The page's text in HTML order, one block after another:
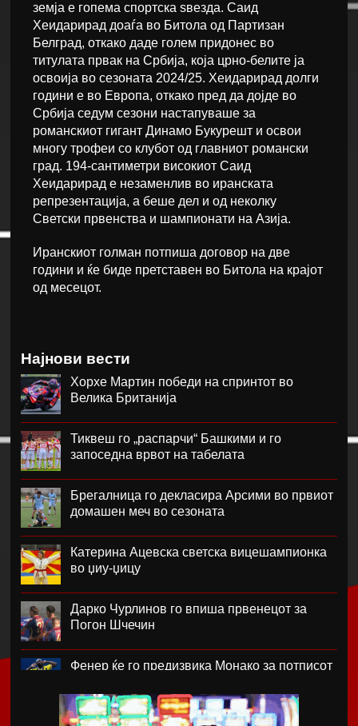
земја е гопема спортска ѕвезда. Саид
Хеидарирад доаѓа во Битола од Партизан
Белград, откако даде голем придонес во
титулата првак на Србија, која црно-белите ја
освоија во сезоната 2024/25. Хеидарирад долги
години е во Европа, откако пред да дојде во
Србија седум сезони настапуваше за
романскиот гигант Динамо Букурешт и освои
многу трофеи со клубот од главниот романски
град. 194-сантиметри високиот Саид
Хеидарирад е незаменлив во иранската
репрезентација, а беше дел и од неколку
Светски првенства и шампионати на Азија.
Иранскиот голман потпиша договор на две
години и ќе биде претставен во Битола на крајот
од месецот.
Најнови вести
Хорхе Мартин победи на спринтот во
Велика Британија
Тиквеш го „распарчи“ Башкими и го
запоседна врвот на табелата
Брегалница го декласира Арсими во првиот
домашен меч во сезоната
Катерина Ацевска светска вицешампионка
во џиу-џицу
Дарко Чурлинов го впиша првенецот за
Погон Шчечин
Фенер ќе го предизвика Монако за потписот
Челзи убедливо го надигра Милан во